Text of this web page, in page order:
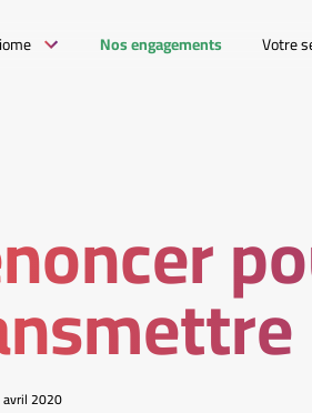
Nos engagements Votre
avril 2020